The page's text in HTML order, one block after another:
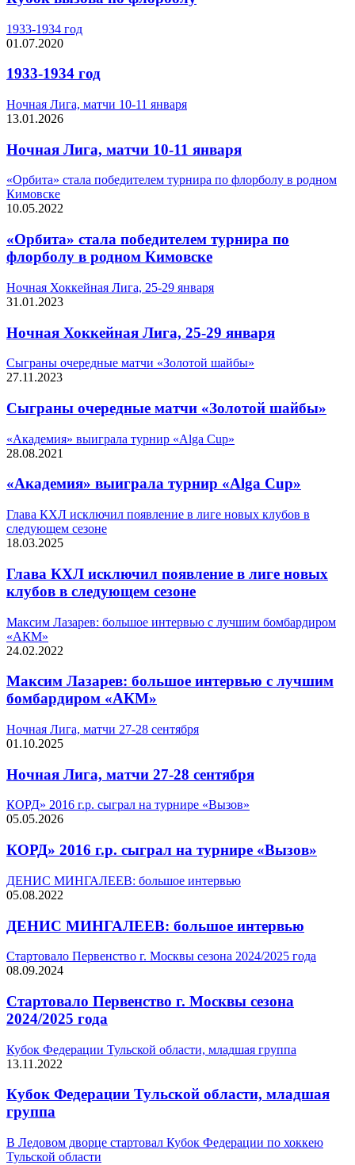
1933-1934 год
01.07.2020
1933-1934 год
Ночная Лига, матчи 10-11 января
13.01.2026
Ночная Лига, матчи 10-11 января
«Орбита» стала победителем турнира по флорболу в родном
Кимовске
10.05.2022
«Орбита» стала победителем турнира по
флорболу в родном Кимовске
Ночная Хоккейная Лига, 25-29 января
31.01.2023
Ночная Хоккейная Лига, 25-29 января
Сыграны очередные матчи «Золотой шайбы»
27.11.2023
Сыграны очередные матчи «Золотой шайбы»
«Академия» выиграла турнир «Alga Cup»
28.08.2021
«Академия» выиграла турнир «Alga Cup»
Глава КХЛ исключил появление в лиге новых клубов в
следующем сезоне
18.03.2025
Глава КХЛ исключил появление в лиге новых
клубов в следующем сезоне
Максим Лазарев: большое интервью с лучшим бомбардиром
«АКМ»
24.02.2022
Максим Лазарев: большое интервью с лучшим
бомбардиром «АКМ»
Ночная Лига, матчи 27-28 сентября
01.10.2025
Ночная Лига, матчи 27-28 сентября
КОРД» 2016 г.р. сыграл на турнире «Вызов»
05.05.2026
КОРД» 2016 г.р. сыграл на турнире «Вызов»
ДЕНИС МИНГАЛЕЕВ: большое интервью
05.08.2022
ДЕНИС МИНГАЛЕЕВ: большое интервью
Стартовало Первенство г. Москвы сезона 2024/2025 года
08.09.2024
Стартовало Первенство г. Москвы сезона
2024/2025 года
Кубок Федерации Тульской области, младшая группа
13.11.2022
Кубок Федерации Тульской области, младшая
группа
В Ледовом дворце стартовал Кубок Федерации по хоккею
Тульской области